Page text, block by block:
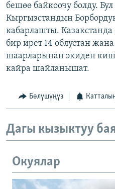
бешөө байкоочу болду. Бул
Кыргызстандын
кабарлашты.
бир ирет 14 облустан
шаарларынан экиден
кайра шайланышат.
Бөлүшүңүз
Дагы кызыктуу
Окуялар